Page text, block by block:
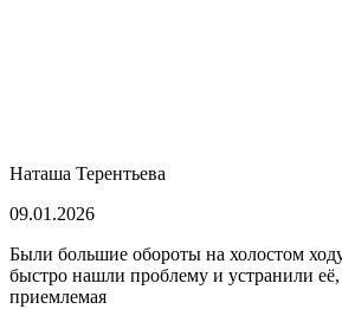
Наташа Терентьева
09.01.2026
Были большие обороты на холостом
быстро нашли проблему и устранили её,
приемлемая